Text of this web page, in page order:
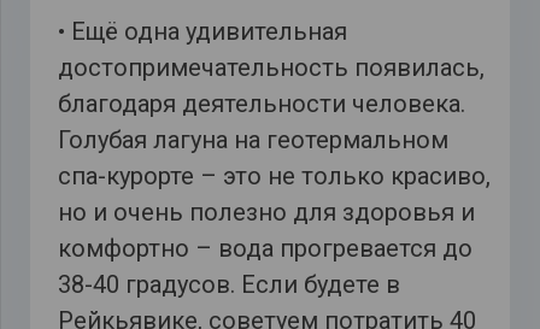
• Ещё одна удивительная
достопримечательность появилась,
благодаря деятельности человека.
Голубая лагуна на геотермальном
спа-курорте – это не только красиво,
но и очень полезно для здоровья и
комфортно – вода прогревается до
38-40 градусов. Если будете в
Рейкьявике, советуем потратить 40